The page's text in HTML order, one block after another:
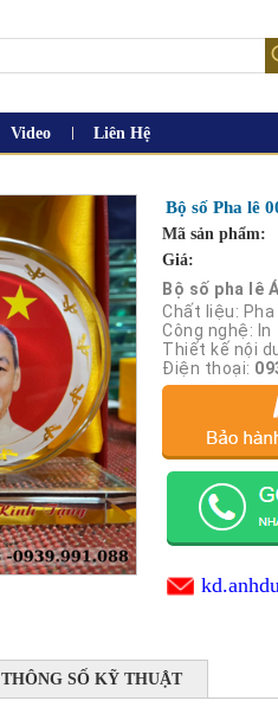
Video Liên Hệ
Bộ số Pha lê
Mã sản phẩm:
Giá:
Bộ số pha lê
Chất liệu: Pha
Công nghệ:
Thiết kế nội
Điện thoại:
THÔNG SỐ KỸ THUẬT